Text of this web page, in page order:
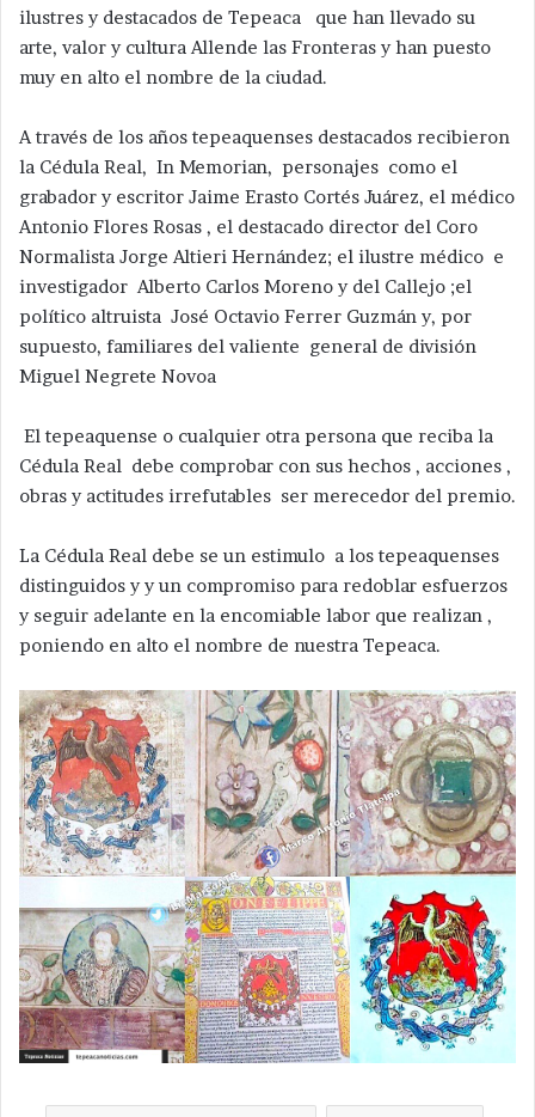
ilustres y destacados de Tepeaca que han llevado su
arte, valor y cultura Allende las Fronteras y han puesto
muy en alto el nombre de la ciudad.
A través de los años tepeaquenses destacados recibieron
la Cédula Real, In Memorian, personajes como el
grabador y escritor Jaime Erasto Cortés Juárez, el médico
Antonio Flores Rosas , el destacado director del Coro
Normalista Jorge Altieri Hernández; el ilustre médico e
investigador Alberto Carlos Moreno y del Callejo ;el
político altruista José Octavio Ferrer Guzmán y, por
supuesto, familiares del valiente general de división
Miguel Negrete Novoa
El tepeaquense o cualquier otra persona que reciba la
Cédula Real debe comprobar con sus hechos , acciones ,
obras y actitudes irrefutables ser merecedor del premio.
La Cédula Real debe se un estimulo a los tepeaquenses
distinguidos y y un compromiso para redoblar esfuerzos
y seguir adelante en la encomiable labor que realizan ,
poniendo en alto el nombre de nuestra Tepeaca.